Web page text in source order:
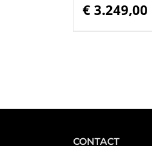
€ 3.249,00
CONTACT